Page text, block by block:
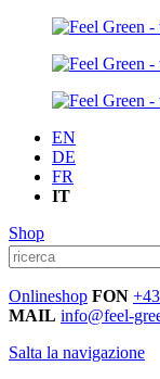
EN
DE
FR
IT
Shop
Onlineshop FON
MAIL info@feel-
Salta la navigazione